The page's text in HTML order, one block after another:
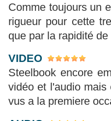
Comme toujours un
rigueur pour cette
que par la rapidité
VIDEO
Steelbook encore
vidéo et l'audio
vus a la premiere